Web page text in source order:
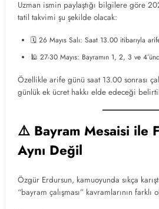
Uzman ismin paylaştığı bilgilere göre
tatil takvimi şu şekilde olacak:
🗓️ 26 Mayıs Salı: Saat 13.00 itibarıyla
🕌 27-30 Mayıs: Bayramın 1, 2, 3 ve
Özellikle arife günü saat 13.00 sonrası
günlük ek ücret hakkı elde edeceği
⚠️ Bayram Mesaisi ile
Aynı Değil
Özgür Erdursun, kamuoyunda sıkça
“bayram çalışması” kavramlarının farklı